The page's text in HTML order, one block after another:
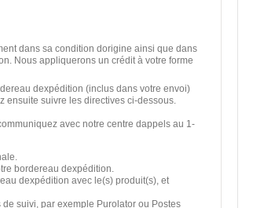
dans sa condition dorigine ainsi que dans
Nous appliquerons un crédit à votre forme
dexpédition (inclus dans votre envoi)
ensuite suivre les directives ci-dessous.
avec notre centre dappels au 1-
bordereau dexpédition.
dexpédition avec le(s) produit(s), et
suivi, par exemple Purolator ou Postes